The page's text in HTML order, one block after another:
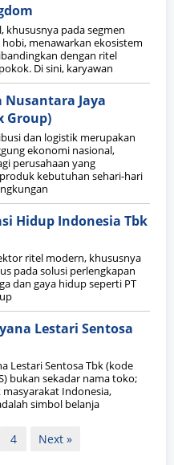
khususnya pada segmen
menawarkan ekosistem
dengan ritel
Di sini, karyawan
Nusantara Jaya
Group)
dan logistik merupakan
ekonomi nasional,
perusahaan yang
kebutuhan sehari-hari
Hidup Indonesia Tbk
ritel modern, khususnya
pada solusi perlengkapan
dan gaya hidup seperti PT
Lestari Sentosa
Lestari Sentosa Tbk (kode
bukan sekadar nama toko;
masyarakat Indonesia,
simbol belanja
4 Next »